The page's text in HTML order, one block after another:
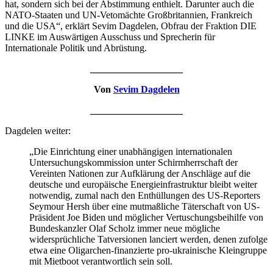
hat, sondern sich bei der Abstimmung enthielt. Darunter auch die
NATO-Staaten und UN-Vetomächte Großbritannien, Frankreich
und die USA“, erklärt Sevim Dagdelen, Obfrau der Fraktion DIE
LINKE im Auswärtigen Ausschuss und Sprecherin für
Internationale Politik und Abrüstung.
Von Sevim Dagdelen
Dagdelen weiter:
„Die Einrichtung einer unabhängigen internationalen
Untersuchungskommission unter Schirmherrschaft der
Vereinten Nationen zur Aufklärung der Anschläge auf die
deutsche und europäische Energieinfrastruktur bleibt weiter
notwendig, zumal nach den Enthüllungen des US-Reporters
Seymour Hersh über eine mutmaßliche Täterschaft von US-
Präsident Joe Biden und möglicher Vertuschungsbeihilfe von
Bundeskanzler Olaf Scholz immer neue mögliche
widersprüchliche Tatversionen lanciert werden, denen zufolge
etwa eine Oligarchen-finanzierte pro-ukrainische Kleingruppe
mit Mietboot verantwortlich sein soll.